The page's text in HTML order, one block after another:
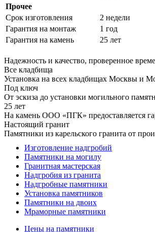
Прочее
Срок изготовления
2 недели
Гарантия на монтаж
1 год
Гарантия на камень
25 лет
Надежность и качество, проверенное
Все кладбища
Установка на всех кладбищах Москвы и
Под ключ
От эскиза до установки могильного
25 лет
На камень ООО «ПГК» предоставляется
Настоящий гранит
Памятники из карельского гранита от
Изготовление надгробий
Памятники на могилу
Гранитная мастерская
Надгробия из гранита
Надгробные памятники
Установка памятников
Памятники на двоих
Мраморные памятники
Цены на памятники